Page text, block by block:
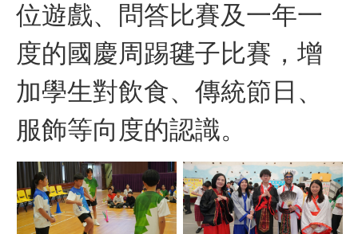
位遊戲、問答比賽及一年一
度的國慶周踢毽子比賽，增
加學生對飲食、傳統節日、
服飾等向度的認識。